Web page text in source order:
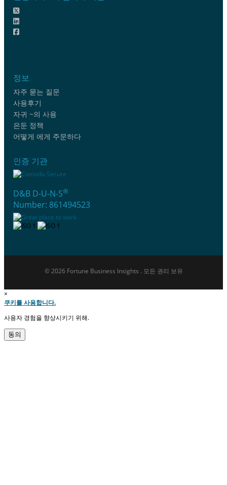
정보
자주 묻는 질문
사용후기
자귀 ~의 사용
은둔 정책
어떻게 에게 주문하다
인증 기관
D&B D-U-N-S®
Number: 861494523
© 2026 Fortune Business Insights . 모든 권리 보유
×
쿠키를 사용합니다.
사용자 경험을 향상시키기 위해.
동의